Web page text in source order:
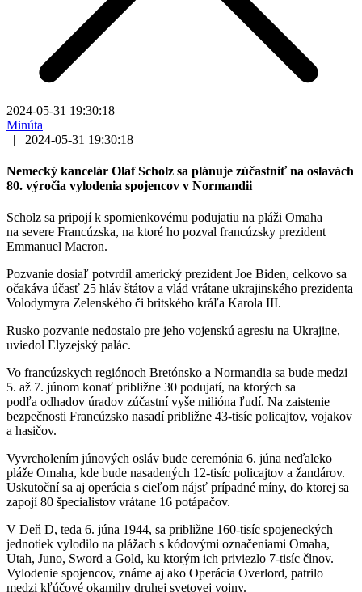
2024-05-31 19:30:18
Minúta
|
2024-05-31 19:30:18
Nemecký kancelár Olaf Scholz sa plánuje zúčastniť na oslavách
80. výročia vylodenia spojencov v Normandii
Scholz sa pripojí k spomienkovému podujatiu na pláži Omaha
na severe Francúzska, na ktoré ho pozval francúzsky prezident
Emmanuel Macron.
Pozvanie dosiaľ potvrdil americký prezident Joe Biden, celkovo sa
očakáva účasť 25 hláv štátov a vlád vrátane ukrajinského prezidenta
Volodymyra Zelenského či britského kráľa Karola III.
Rusko pozvanie nedostalo pre jeho vojenskú agresiu na Ukrajine,
uviedol Elyzejský palác.
Vo francúzskych regiónoch Bretónsko a Normandia sa bude medzi
5. až 7. júnom konať približne 30 podujatí, na ktorých sa
podľa odhadov úradov zúčastní vyše milióna ľudí. Na zaistenie
bezpečnosti Francúzsko nasadí približne 43-tisíc policajtov, vojakov
a hasičov.
Vyvrcholením júnových osláv bude ceremónia 6. júna neďaleko
pláže Omaha, kde bude nasadených 12-tisíc policajtov a žandárov.
Uskutoční sa aj operácia s cieľom nájsť prípadné míny, do ktorej sa
zapojí 80 špecialistov vrátane 16 potápačov.
V Deň D, teda 6. júna 1944, sa približne 160-tisíc spojeneckých
jednotiek vylodilo na plážach s kódovými označeniami Omaha,
Utah, Juno, Sword a Gold, ku ktorým ich priviezlo 7-tisíc člnov.
Vylodenie spojencov, známe aj ako Operácia Overlord, patrilo
medzi kľúčové okamihy druhej svetovej vojny.